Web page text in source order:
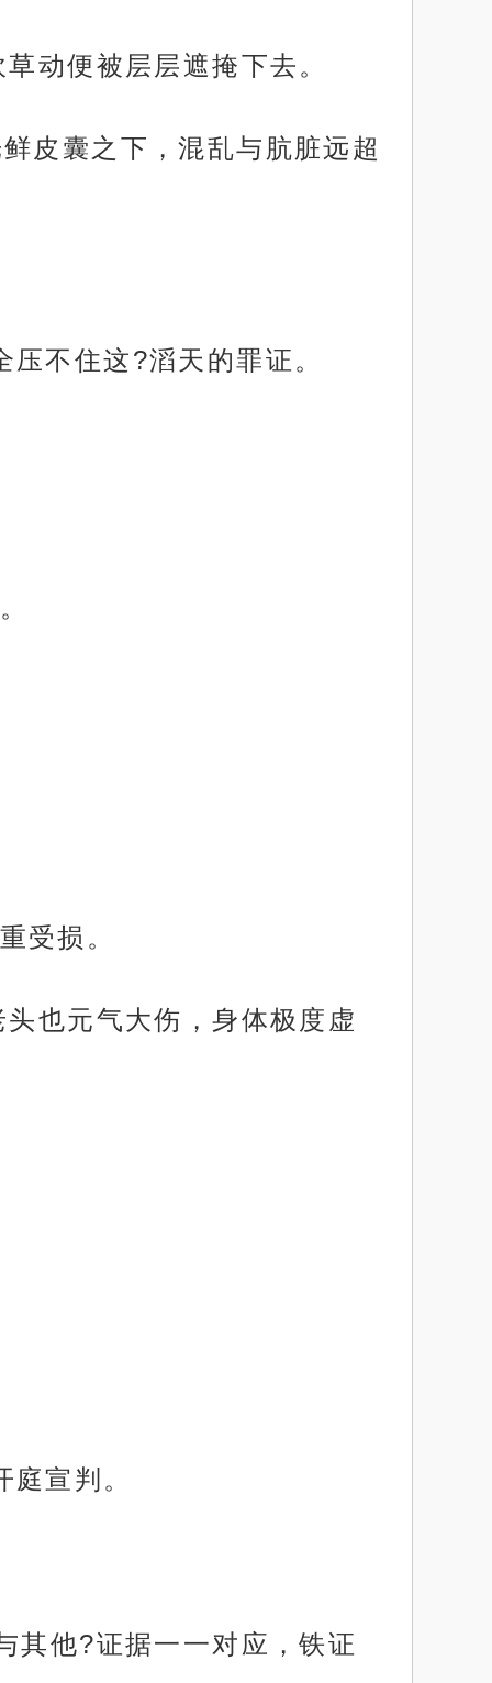
动便被层层遮掩下去。
皮囊之下，混乱与肮脏远超
不住这?滔天的罪证。
受损。
也元气大伤，身体极度虚
宣判。
其他?证据一一对应，铁证